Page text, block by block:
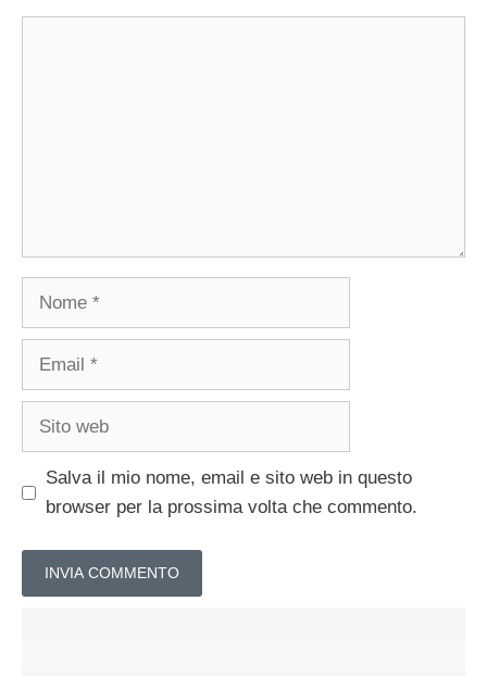
Nome
Email
Sito
Salva il mio nome, email e sito web in questo
browser per la prossima volta che commento.